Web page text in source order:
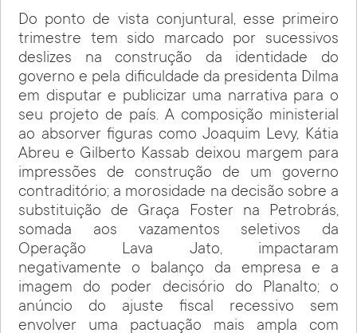
Do ponto de vista conjuntural, esse primeiro
trimestre tem sido marcado por sucessivos
deslizes na construção da identidade do
governo e pela dificuldade da presidenta Dilma
em disputar e publicizar uma narrativa para o
seu projeto de país. A composição ministerial
ao absorver figuras como Joaquim Levy, Kátia
Abreu e Gilberto Kassab deixou margem para
impressões de construção de um governo
contraditório; a morosidade na decisão sobre a
substituição de Graça Foster na Petrobrás,
somada aos vazamentos seletivos da
Operação Lava Jato, impactaram
negativamente o balanço da empresa e a
imagem do poder decisório do Planalto; o
anúncio do ajuste fiscal recessivo sem
envolver uma pactuação mais ampla com